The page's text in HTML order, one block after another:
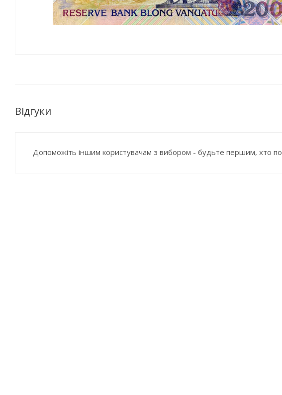
Відгуки
Допоможіть іншим користувачам з вибором - будьте першим, хто